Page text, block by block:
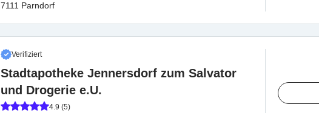
7111 Parndorf
Verifiziert
Stadtapotheke Jennersdorf zum Salvator
und Drogerie e.U.
4.9 (5)